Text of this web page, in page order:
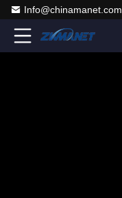
Info@chinamanet.com